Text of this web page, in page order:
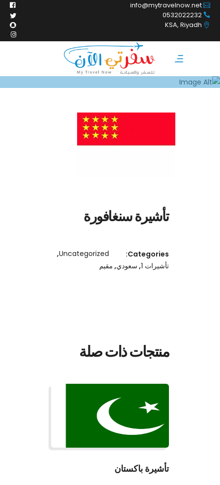
info@mytravelnow.net
0532022232
KSA, Riyadh
تأشيرة سنغافورة
Categories:
Uncategorized
,
تأشيرات 1 , سعودي, مقيم
منتجات ذات صلة
قراءة المزيد
تأشيرة باكستان